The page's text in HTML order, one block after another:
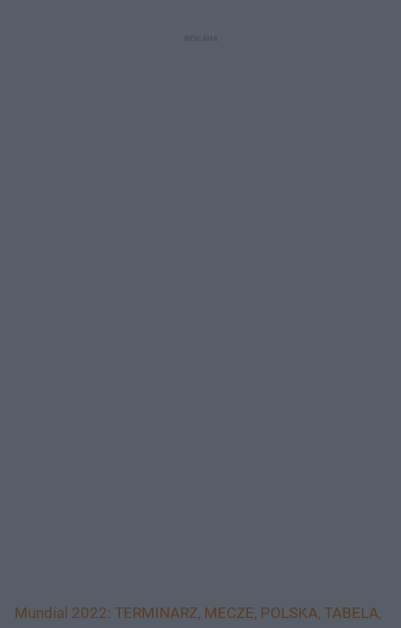
Mundial 2022: TERMINARZ, MECZE, POLSKA, TABELA,